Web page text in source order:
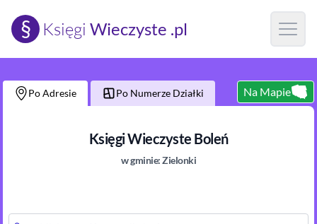
§ Księgi Wieczyste .pl Open
Po Adresie Po Numerze Działki Na Mapie
Księgi Wieczyste Boleń
w gminie:Zielonki